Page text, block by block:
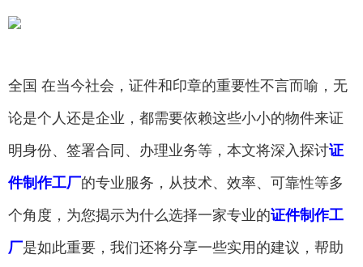
全国 在当今社会，证件和印章的重要性不言而喻，无
论是个人还是企业，都需要依赖这些小小的物件来证
明身份、签署合同、办理业务等，本文将深入探讨证
件制作工厂的专业服务，从技术、效率、可靠性等多
个角度，为您揭示为什么选择一家专业的证件制作工
厂是如此重要，我们还将分享一些实用的建议，帮助